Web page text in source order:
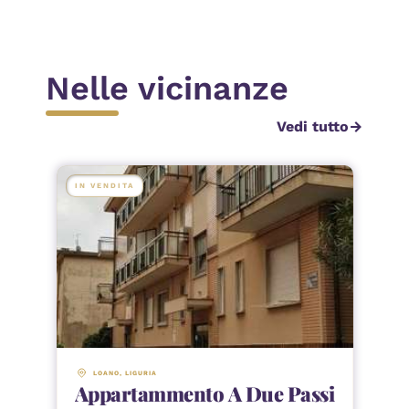
Nelle vicinanze
Vedi tuttoarrow_forward
IN VENDITA
LOANO, LIGURIA
Appartammento A Due Passi